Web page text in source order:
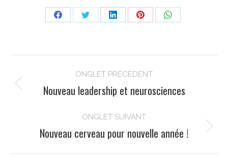
Share
Share
Share
Share
Share
Navigation
de
commentaire
ONGLET PRÉCÉDENT
Onglet
Nouveau leadership et neurosciences
ONGLET SUIVANT
Onglet
Nouveau cerveau pour nouvelle année !